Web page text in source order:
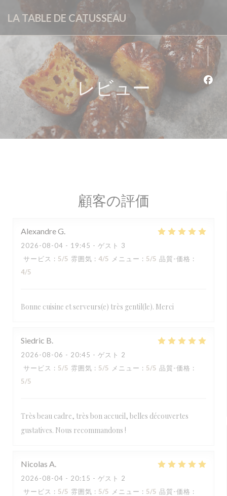
クッキー利用の管理について
LA TABLE DE CATUSSEAU
レビュー
顧客の評価
AlexandreG
2026-08-04 - 19:45 - ゲスト 3
サービス : 5/5 雰囲気 : 4/5 メニュー : 5/5 品質-価格 :
4/5
Bonne cuisine et serveurs(e) très gentil(le). Merci
Siedric B
2026-08-06 - 20:45 - ゲスト 2
サービス : 5/5 雰囲気 : 5/5 メニュー : 5/5 品質-価格 :
5/5
Très beau cadre, très bon accueil, belles découvertes
gustatives. Nous recommandons !
Nicolas A
2026-08-04 - 20:15 - ゲスト 2
サービス : 5/5 雰囲気 : 5/5 メニュー : 5/5 品質-価格 :